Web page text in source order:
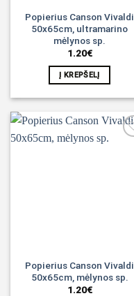
Popierius Canson Vivaldi
50x65cm, ultramarino
mėlynos sp.
1.20€
Į KREPŠELĮ
Popierius Canson Vivaldi
50x65cm, mėlynos sp.
1.20€